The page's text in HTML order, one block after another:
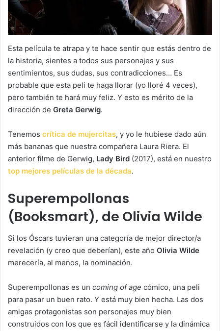
Esta película te atrapa y te hace sentir que estás dentro de
la historia, sientes a todos sus personajes y sus
sentimientos, sus dudas, sus contradicciones… Es
probable que esta peli te haga llorar (yo lloré 4 veces),
pero también te hará muy feliz. Y esto es mérito de la
dirección de Greta Gerwig.
Tenemos crítica de mujercitas, y yo le hubiese dado aún
más bananas que nuestra compañera Laura Riera. El
anterior filme de Gerwig, Lady Bird (2017), está en nuestro
top mejores películas de la década.
Superempollonas
(Booksmart), de Olivia Wilde
Si los Óscars tuvieran una categoría de mejor director/a
revelación (y creo que deberían), este año Olivia Wilde
merecería, al menos, la nominación.
Superempollonas es un coming of age cómico, una peli
para pasar un buen rato. Y está muy bien hecha. Las dos
amigas protagonistas son personajes muy bien
construidos con los que es fácil identificarse y la dinámica